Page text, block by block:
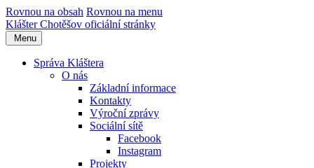
Rovnou na obsah Rovnou na menu
Klášter Chotěšov oficiální stránky
Menu
Správa Kláštera
O nás
Základní informace
Kontakty
Výroční zprávy
Sociální sítě
Facebook
Instagram
Projekty